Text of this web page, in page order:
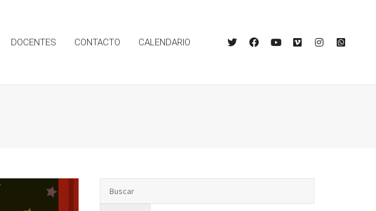
DOCENTES CONTACTO CALENDARIO